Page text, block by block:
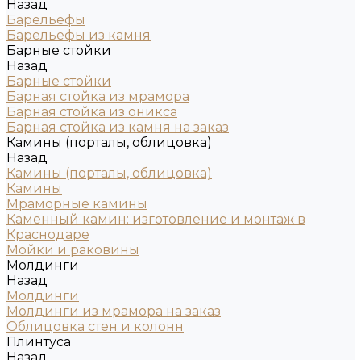
Назад
Барельефы
Барельефы из камня
Барные стойки
Назад
Барные стойки
Барная стойка из мрамора
Барная стойка из оникса
Барная стойка из камня на заказ
Камины (порталы, облицовка)
Назад
Камины (порталы, облицовка)
Камины
Мраморные камины
Каменный камин: изготовление и монтаж в
Краснодаре
Мойки и раковины
Молдинги
Назад
Молдинги
Молдинги из мрамора на заказ
Облицовка стен и колонн
Плинтуса